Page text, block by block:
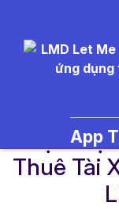
App
dịch vụ
Thuê Tài